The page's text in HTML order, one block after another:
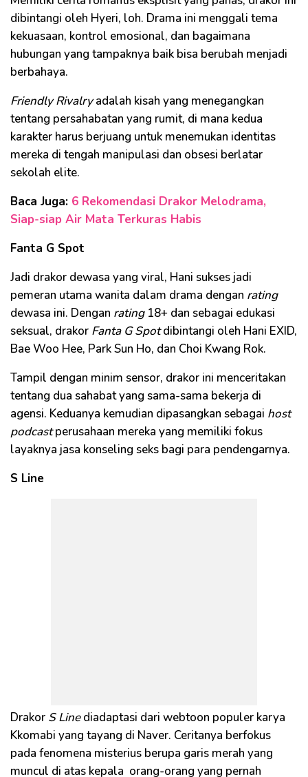
dibintangi oleh Hyeri, loh. Drama ini menggali tema
kekuasaan, kontrol emosional, dan bagaimana
hubungan yang tampaknya baik bisa berubah menjadi
berbahaya.
Friendly Rivalryadalah kisah yang menegangkan
tentang persahabatan yang rumit, di mana kedua
karakter harus berjuang untuk menemukan identitas
mereka di tengah manipulasi dan obsesi berlatar
sekolah elite.
Baca Juga: 6 Rekomendasi Drakor Melodrama,
Siap-siap Air Mata Terkuras Habis
Fanta G Spot
Jadi drakor dewasa yang viral, Hani sukses jadi
pemeran utama wanita dalam drama dengan rating
dewasa ini. Dengan rating18+ dan sebagai edukasi
seksual, drakor Fanta G Spotdibintangi oleh Hani EXID,
Bae Woo Hee, Park Sun Ho, dan Choi Kwang Rok.
Tampil dengan minim sensor, drakor ini menceritakan
tentang dua sahabat yang sama-sama bekerja di
agensi. Keduanya kemudian dipasangkan sebagai host
podcastperusahaan mereka yang memiliki fokus
layaknya jasa konseling seks bagi para pendengarnya.
S Line
Drakor S Linediadaptasi dari webtoon populer karya
Kkomabi yang tayang di Naver. Ceritanya berfokus
pada fenomena misterius berupa garis merah yang
muncul di atas kepala orang-orang yang pernah